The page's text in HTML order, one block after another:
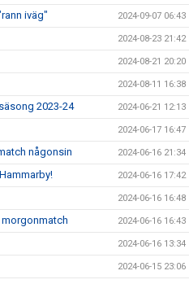
iväg" 2024-09-07 06:43
2024-08-23 21:42
2024-08-21 20:20
2024-08-11 16:38
2023-24 2024-06-21 12:13
2024-06-17 16:47
någonsin 2024-06-16 21:34
2024-06-16 17:42
2024-06-16 16:48
2024-06-16 16:43
2024-06-16 13:34
2024-06-15 23:06